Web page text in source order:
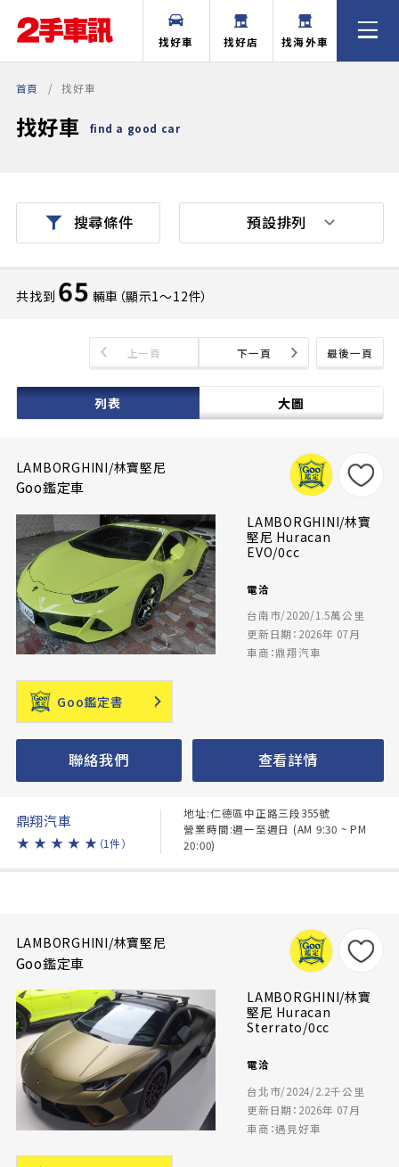
找好車 找好店 找海外車
首頁 找好車
找好車 find a good car
搜尋條件
共找到 65 輛車（顯示1〜12件）
最後一頁
上一頁 下一頁
列表 大圖
預設排列
LAMBORGHINI/林寶堅尼
Goo鑑定車
LAMBORGHINI/林寶
堅尼 Huracan
EVO/0cc
電洽
台南市/2020/1.5萬公里
更新日期：2026年 07月
車商：鼎翔汽車
Goo鑑定書
聯絡我們 查看詳情
鼎翔汽車
★ ★ ★ ★ ★ （1件）
地址:仁德區中正路三段355號
營業時間:週一至週日 (AM 9:30 ~ PM
20:00)
LAMBORGHINI/林寶堅尼
Goo鑑定車
LAMBORGHINI/林寶
堅尼 Huracan
Sterrato/0cc
電洽
台北市/2024/2.2千公里
更新日期：2026年 07月
車商：遇見好車